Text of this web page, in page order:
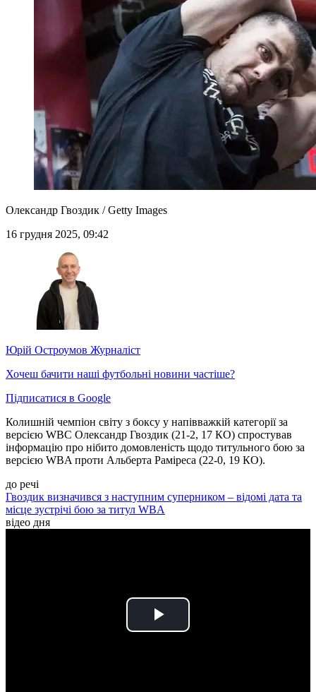
Олександр Гвоздик / Getty Images
16 грудня 2025, 09:42
Юрій Остроумов Журналіст
Хочеш бачити наші футбольні новини частіше?
Підписатися в Google
Колишній чемпіон світу з боксу у напівважкій категорії за
версією WBC Олександр Гвоздик (21-2, 17 КО) спростував
інформацію про нібито домовленість щодо титульного бою за
версією WBA проти Альберта Раміреса (22-0, 19 КО).
до речі
Гвоздик визначився з наступним суперником – відомі дата та
місце зустрічі бою за титул WBA
відео дня
Play